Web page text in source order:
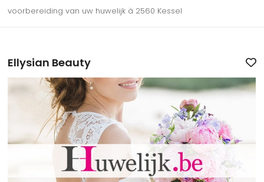
voorbereiding van uw huwelijk à 2560 Kessel
Ellysian Beauty